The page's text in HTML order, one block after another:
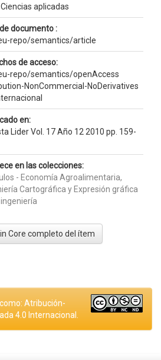
Ciencias aplicadas
documento :
repo/semantics/article
de acceso:
repo/semantics/openAccess
NonCommercial-NoDerivatives
en:
Lider Vol. 17 Año 12 2010 pp. 159-
en las colecciones:
- Economía Agroalimentaria,
Cartográfica y Expresión gráfica
Core completo del ítem
Atribución-
4.0 Internacional.